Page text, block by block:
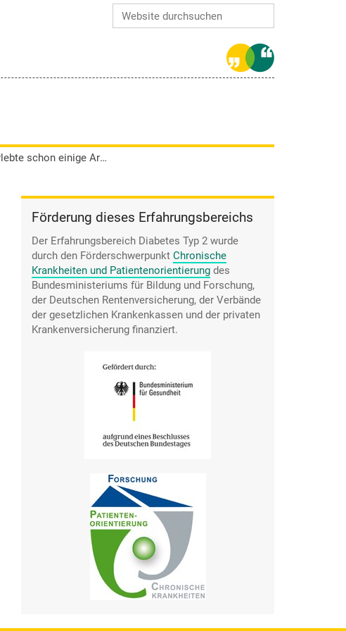
Erweiterte Suche…
Günther Brockmann erlebte schon einige Ärzte, die sich in drastischen Worten in Rage redeten. Diese erreichten ihn jedoch nicht.
Förderung dieses Erfahrungsbereichs
Der Erfahrungsbereich Diabetes Typ 2 wurde
durch den Förderschwerpunkt Chronische
Krankheiten und Patientenorientierung des
Bundesministeriums für Bildung und Forschung,
der Deutschen Rentenversicherung, der Verbände
der gesetzlichen Krankenkassen und der privaten
Krankenversicherung finanziert.